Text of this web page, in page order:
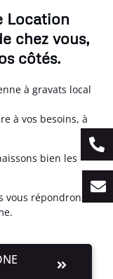
Location
chez vous,
côtés.
à gravats local
à vos besoins, à
bien les
vous répondrons